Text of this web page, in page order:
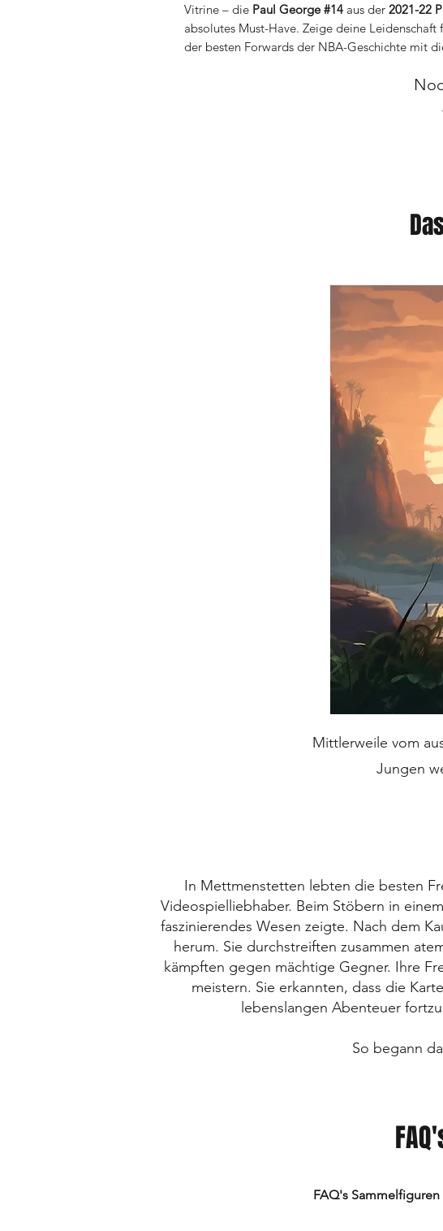
Vitrine – die Paul George #14 aus der 2021-22
absolutes Must-Have. Zeige deine
der besten Forwards der NBA-Geschichte mit
Mittlerweile vom
Jungen
In Mettmenstetten lebten die besten
Videospielliebhaber. Beim Stöbern in
faszinierendes Wesen zeigte. Nach dem
herum. Sie durchstreiften zusammen
kämpften gegen mächtige Gegner. Ihre
meistern. Sie erkannten, dass die
lebenslangen Abenteuer
So begann
FAQ's Sammelfiguren